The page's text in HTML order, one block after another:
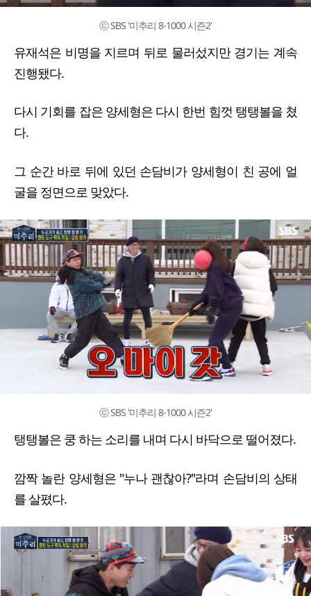
ⓒ SBS '미추리 8-1000 시즌2'
유재석은 비명을 지르며 뒤로 물러섰지만 경기는 계속
진행됐다.
다시 기회를 잡은 양세형은 다시 한번 힘껏 탱탱볼을 쳤
다.
그 순간 바로 뒤에 있던 손담비가 양세형이 친 공에 얼
굴을 정면으로 맞았다.
ⓒ SBS '미추리 8-1000 시즌2'
탱탱볼은 쿵 하는 소리를 내며 다시 바닥으로 떨어졌다.
깜짝 놀란 양세형은 "누나 괜찮아?"라며 손담비의 상태
를 살폈다.